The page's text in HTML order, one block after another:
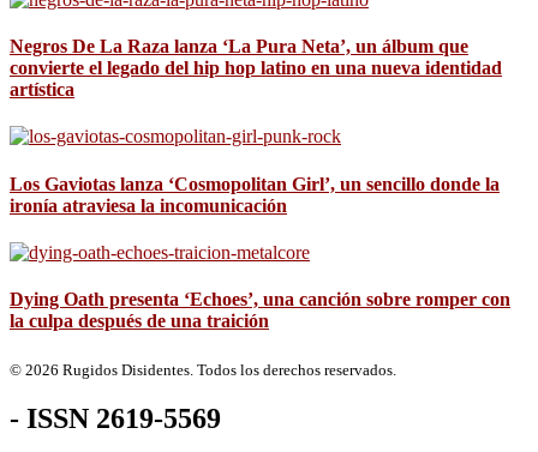
Negros De La Raza lanza ‘La Pura Neta’, un álbum que
convierte el legado del hip hop latino en una nueva identidad
artística
Los Gaviotas lanza ‘Cosmopolitan Girl’, un sencillo donde la
ironía atraviesa la incomunicación
Dying Oath presenta ‘Echoes’, una canción sobre romper con
la culpa después de una traición
© 2026 Rugidos Disidentes. Todos los derechos reservados.
- ISSN 2619-5569